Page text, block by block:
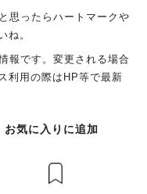
思ったらハートマークや
ね。
報です。変更される場合
利用の際はHP等で最新
お気に入りに追加